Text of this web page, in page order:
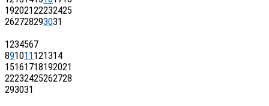
19202122232425
262728293031
1234567
891011 121314
15161718192021
22232425262728
293031